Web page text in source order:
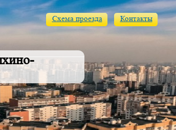
Схема проезда Контакты